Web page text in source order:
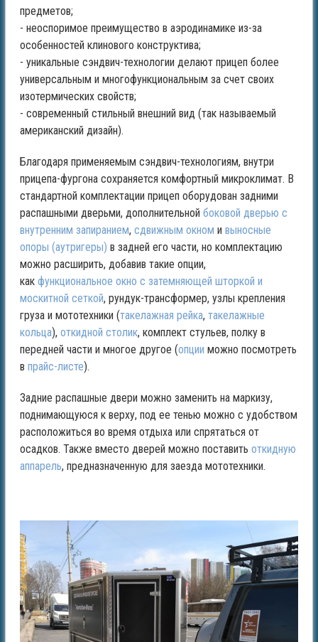
предметов;
- неоспоримое преимущество в аэродинамике из-за
особенностей клинового конструктива;
- уникальные сэндвич-технологии делают прицеп более
универсальным и многофункциональным за счет своих
изотермических свойств;
- современный стильный внешний вид (так называемый
американский дизайн).
Благодаря применяемым сэндвич-технологиям, внутри
прицепа-фургона сохраняется комфортный микроклимат. В
стандартной комплектации прицеп оборудован задними
распашными дверьми, дополнительной боковой дверью с
внутренним запиранием, сдвижным окном и выносные
опоры (аутригеры) в задней его части, но комплектацию
можно расширить, добавив такие опции,
как функциональное окно с затемняющей шторкой и
москитной сеткой, рундук-трансформер, узлы крепления
груза и мототехники (такелажная рейка, такелажные
кольца), откидной столик, комплект стульев, полку в
передней части и многое другое (опции можно посмотреть
в прайс-листе).
Задние распашные двери можно заменить на маркизу,
поднимающуюся к верху, под ее тенью можно с удобством
расположиться во время отдыха или спрятаться от
осадков. Также вместо дверей можно поставить откидную
аппарель, предназначенную для заезда мототехники.